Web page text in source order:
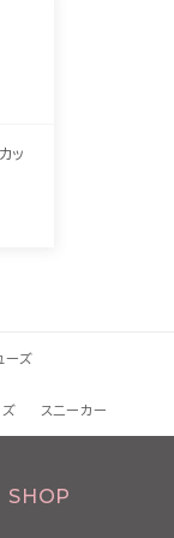
ッ
ーズ
ズ スニーカー